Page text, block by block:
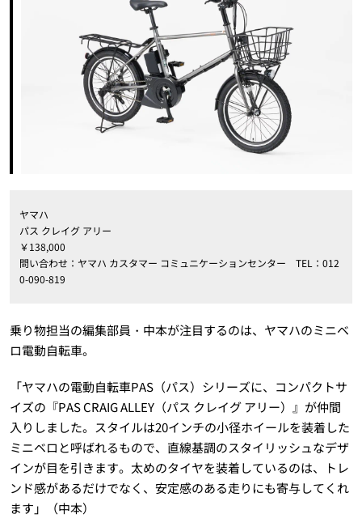
ヤマハ
パス クレイグ アリー
￥138,000
問い合わせ：ヤマハ カスタマー コミュニケーションセンター TEL：012
0-090-819
乗り物担当の編集部員・中本が注目するのは、ヤマハのミニベ
ロ電動自転車。
「ヤマハの電動自転車PAS（パス）シリーズに、コンパクトサ
イズの『PAS CRAIG ALLEY（パス クレイグ アリー）』が仲間
入りしました。スタイルは20インチの小径ホイールを装着した
ミニベロと呼ばれるもので、直線基調のスタイリッシュなデザ
インが目を引きます。太めのタイヤを装着しているのは、トレ
ンド感があるだけでなく、安定感のある走りにも寄与してくれ
ます」（中本）